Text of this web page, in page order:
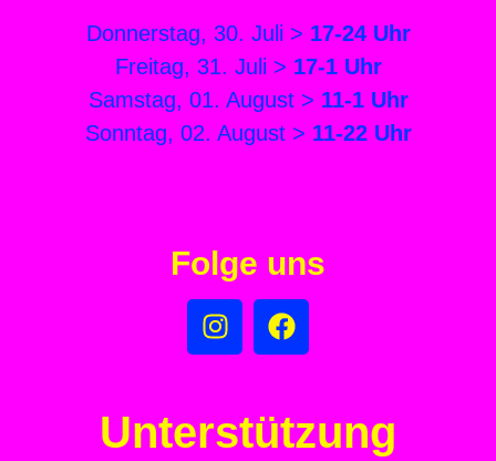
Donnerstag, 30. Juli > 17-24 Uhr
Freitag, 31. Juli > 17-1 Uhr
Samstag, 01. August > 11-1 Uhr
Sonntag, 02. August > 11-22 Uhr
Folge uns
Unterstützung